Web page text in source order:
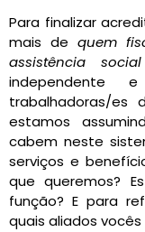
Para finalizar
mais de quem
assistência social
independente
trabalhadoras/es
estamos
cabem neste
serviços e
que queremos?
função? E para
quais aliados